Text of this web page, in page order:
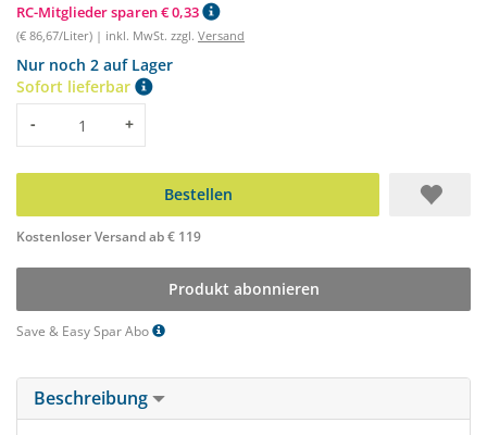
RC-Mitglieder sparen € 0,33
(€ 86,67/Liter) | inkl. MwSt. zzgl. Versand
Nur noch 2 auf Lager
Sofort lieferbar
Menge
- +
Bestellen
Kostenloser Versand ab € 119
Produkt abonnieren
Save & Easy Spar Abo
Beschreibung